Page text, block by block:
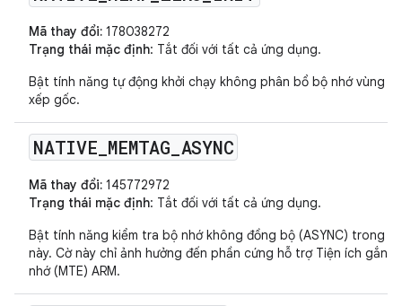
Mã thay đổi: 178038272
Trạng thái mặc định: Tắt đối với tất cả ứng dụng.
Bật tính năng tự động khởi chạy không phân bổ bộ nhớ vùng
xếp gốc.
NATIVE MEMTAG ASYNC
Mã thay đổi: 145772972
Trạng thái mặc định: Tắt đối với tất cả ứng dụng.
Bật tính năng kiểm tra bộ nhớ không đồng bộ (ASYNC) trong
này. Cờ này chỉ ảnh hưởng đến phần cứng hỗ trợ Tiện ích gắn
nhớ (MTE) ARM.